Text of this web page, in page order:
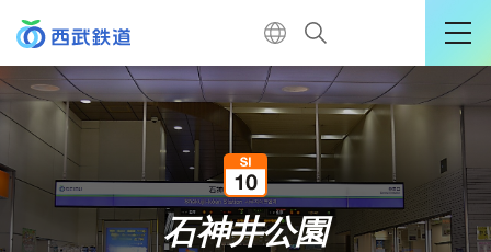
運行情報詳細
購入はこちら
石神井公園